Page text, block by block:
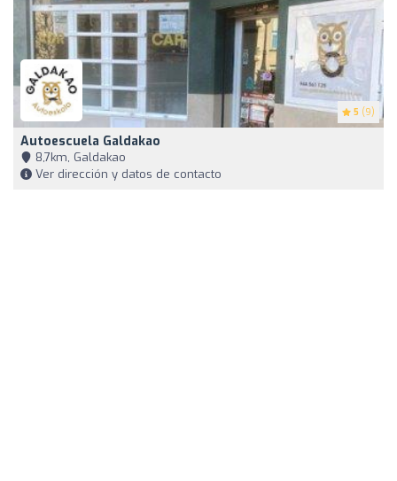
5 (9)
Autoescuela Galdakao
8,7km, Galdakao
Ver dirección y datos de contacto